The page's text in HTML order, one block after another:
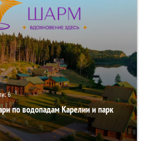
6
по водопадам Карелии и парк